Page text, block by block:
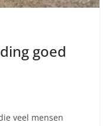
goed
veel mensen